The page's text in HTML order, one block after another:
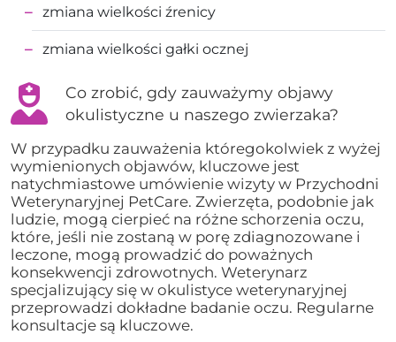
zmiana wielkości źrenicy
zmiana wielkości gałki ocznej
Co zrobić, gdy zauważymy objawy
okulistyczne u naszego zwierzaka?
W przypadku zauważenia któregokolwiek z wyżej
wymienionych objawów, kluczowe jest
natychmiastowe umówienie wizyty w Przychodni
Weterynaryjnej PetCare. Zwierzęta, podobnie jak
ludzie, mogą cierpieć na różne schorzenia oczu,
które, jeśli nie zostaną w porę zdiagnozowane i
leczone, mogą prowadzić do poważnych
konsekwencji zdrowotnych. Weterynarz
specjalizujący się w okulistyce weterynaryjnej
przeprowadzi dokładne badanie oczu. Regularne
konsultacje są kluczowe.